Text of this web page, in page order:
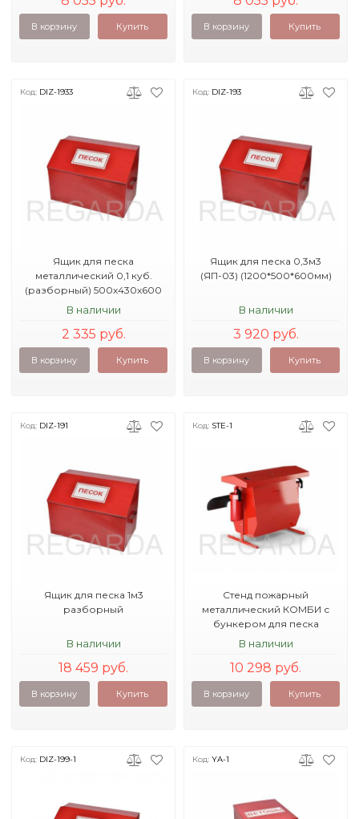
В корзину Купить В корзину Купить
Код: DIZ-1933
Ящик для песка
металлический 0,1 куб.
(разборный) 500х430х600
В наличии
2 335 руб.
В корзину Купить
Код: DIZ-193
Ящик для песка 0,3м3
(ЯП-03) (1200*500*600мм)
В наличии
3 920 руб.
В корзину Купить
Код: DIZ-191
Ящик для песка 1м3
разборный
В наличии
18 459 руб.
В корзину Купить
Код: STE-1
Стенд пожарный
металлический КОМБИ с
бункером для песка
В наличии
10 298 руб.
В корзину Купить
Код: DIZ-199-1 Код: YA-1